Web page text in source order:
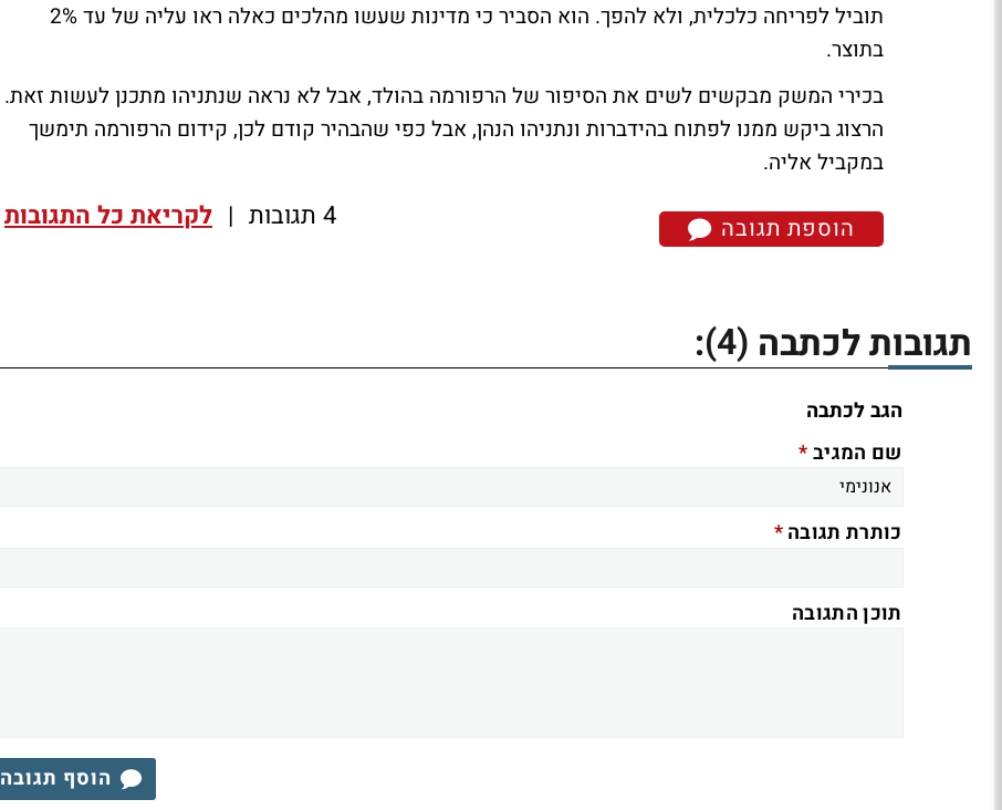
תוביל לפריחה כלכלית, ולא להפך. הוא הסביר כי מדינות שעשו מהלכים כאלה ראו עליה של עד 2%
בתוצר.
בכירי המשק מבקשים לשים את הסיפור של הרפורמה בהולד, אבל לא נראה שנתניהו מתכנן לעשות זאת.
הרצוג ביקש ממנו לפתוח בהידברות ונתניהו הנהן, אבל כפי שהבהיר קודם לכן, קידום הרפורמה תימשך
במקביל אליה.
הוספת תגובה 4 תגובות | לקריאת כל התגובות
תגובות לכתבה (4)
:
הגב לכתבה
שם המגיב*
כותרת תגובה*
תוכן התגובה
הוסף תגובה